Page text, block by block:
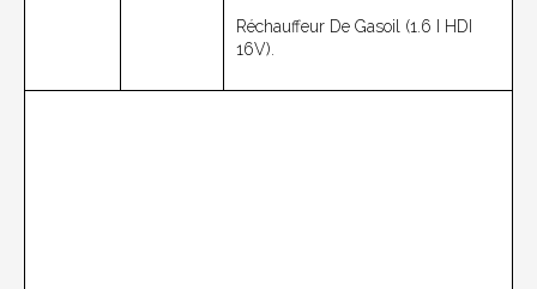
Réchauffeur De Gasoil (1.6 I HDI
16V).